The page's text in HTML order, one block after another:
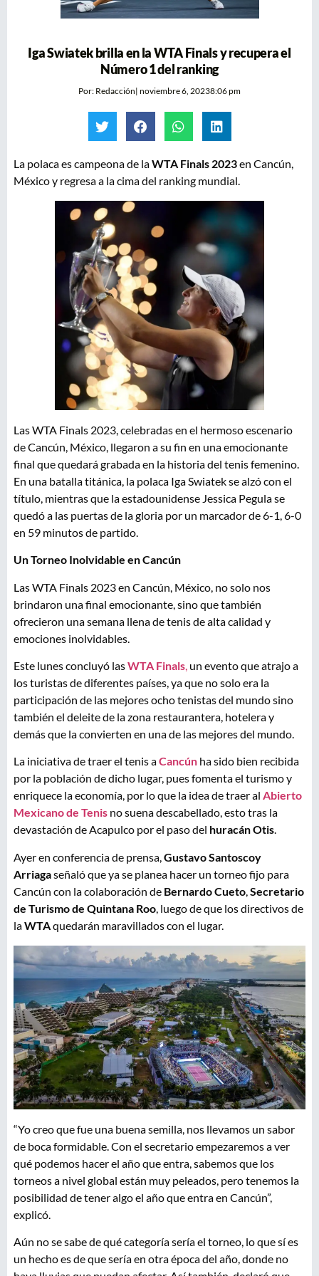
Iga Swiatek brilla en la WTA Finals y recupera el
Número 1 del ranking
Por: Redacción| noviembre 6, 20238:06 pm
La polaca es campeona de laWTA Finals 2023en Cancún,
México y regresa a la cima del ranking mundial.
Las WTA Finals 2023, celebradas en el hermoso escenario
de Cancún, México, llegaron a su fin en una emocionante
final que quedará grabada en la historia del tenis femenino.
En una batalla titánica, la polaca Iga Swiatek se alzó con el
título, mientras que la estadounidense Jessica Pegula se
quedó a las puertas de la gloria por un marcador de 6-1, 6-0
en 59 minutos de partido.
Un Torneo Inolvidable en Cancún
Las WTA Finals 2023 en Cancún, México, no solo nos
brindaron una final emocionante, sino que también
ofrecieron una semana llena de tenis de alta calidad y
emociones inolvidables.
Este lunes concluyó lasWTA Finals, un evento que atrajo a
los turistas de diferentes países, ya que no solo era la
participación de las mejores ocho tenistas del mundo sino
también el deleite de la zona restaurantera, hotelera y
demás que la convierten en una de las mejores del mundo.
La iniciativa de traer el tenis aCancún ha sido bien recibida
por la población de dicho lugar, pues fomenta el turismo y
enriquece la economía, por lo que la idea de traer al Abierto
Mexicano de Tenis no suena descabellado, esto tras la
devastación de Acapulco por el paso del huracán Otis.
Ayer en conferencia de prensa, Gustavo Santoscoy
Arriagaseñaló que ya se planea hacer un torneo fijo para
Cancún con la colaboración de Bernardo Cueto Secretario
de Turismo de Quintana Roo , luego de que los directivos de
laWTAquedarán maravillados con el lugar.
“Yo creo que fue una buena semilla, nos llevamos un sabor
de boca formidable. Con el secretario empezaremos a ver
qué podemos hacer el año que entra, sabemos que los
torneos a nivel global están muy peleados, pero tenemos la
posibilidad de tener algo el año que entra en Cancún”,
explicó.
Aún no se sabe de qué categoría sería el torneo, lo que sí es
un hecho es de que sería en otra época del año, donde no